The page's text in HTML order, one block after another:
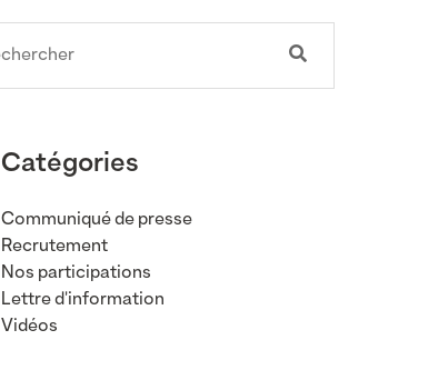
Catégories
Communiqué de presse
Recrutement
Nos participations
Lettre d'information
Vidéos